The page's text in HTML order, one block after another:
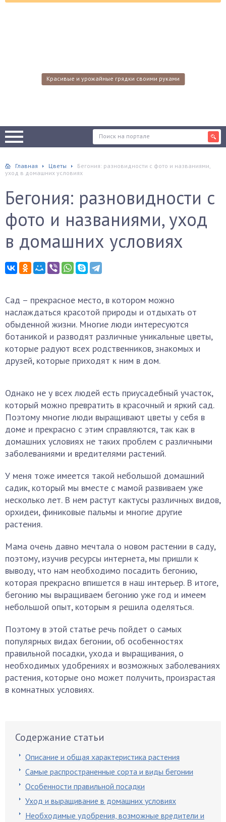
Красивые и урожайные грядки своими руками
Главная Цветы
Бегония: разновидности с фото и названиями,
уход в домашних условиях
Бегония: разновидности с
фото и названиями, уход
в домашних условиях
Сад – прекрасное место, в котором можно
наслаждаться красотой природы и отдыхать от
обыденной жизни. Многие люди интересуются
ботаникой и разводят различные уникальные цветы,
которые радуют всех родственников, знакомых и
друзей, которые приходят к ним в дом.
Однако не у всех людей есть приусадебный участок,
который можно превратить в красочный и яркий сад.
Поэтому многие люди выращивают цветы у себя в
доме и прекрасно с этим справляются, так как в
домашних условиях не таких проблем с различными
заболеваниями и вредителями растений.
У меня тоже имеется такой небольшой домашний
садик, который мы вместе с мамой развиваем уже
несколько лет. В нем растут кактусы различных видов,
орхидеи, финиковые пальмы и многие другие
растения.
Мама очень давно мечтала о новом растении в саду,
поэтому, изучив ресурсы интернета, мы пришли к
выводу, что нам необходимо посадить бегонию,
которая прекрасно впишется в наш интерьер. В итоге,
бегонию мы выращиваем бегонию уже год и имеем
небольшой опыт, которым я решила оделяться.
Поэтому в этой статье речь пойдет о самых
популярных видах бегонии, об особенностях
правильной посадки, ухода и выращивания, о
необходимых удобрениях и возможных заболеваниях
растения, которые оно может получить, произрастая
в комнатных условиях.
Содержание статьи
Описание и общая характеристика растения
Самые распространенные сорта и виды бегонии
Особенности правильной посадки
Уход и выращивание в домашних условиях
Необходимые удобрения, возможные вредители и